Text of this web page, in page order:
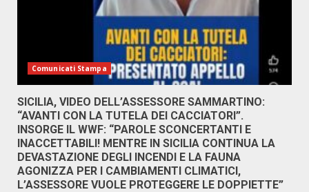
Comunicati Stampa
SICILIA, VIDEO DELL’ASSESSORE SAMMARTINO:
“AVANTI CON LA TUTELA DEI CACCIATORI”.
INSORGE IL WWF: “PAROLE SCONCERTANTI E
INACCETTABILI! MENTRE IN SICILIA CONTINUA LA
DEVASTAZIONE DEGLI INCENDI E LA FAUNA
AGONIZZA PER I CAMBIAMENTI CLIMATICI,
L’ASSESSORE VUOLE PROTEGGERE LE DOPPIETTE”